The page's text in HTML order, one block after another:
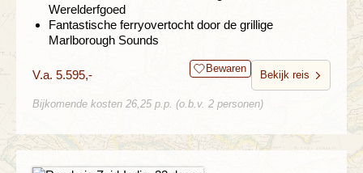
Werelderfgoed
Fantastische ferryovertocht door de grillige
Marlborough Sounds
V.a. 5.595,- Bewaren
Bekijk reis
Bijkomende kosten 26,25 p.p. (o.b.v. 2 personen)